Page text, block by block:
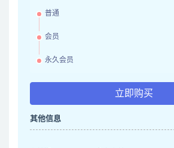
普通
会员
永久会员
立即购买
其他信息